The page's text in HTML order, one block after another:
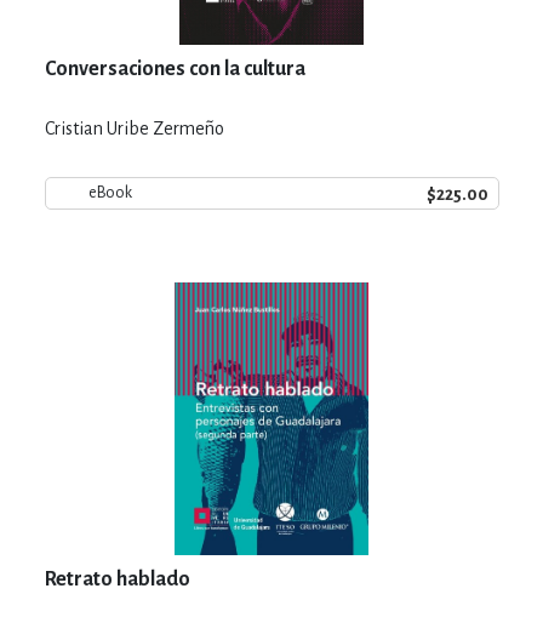
Conversaciones con la cultura
Cristian Uribe Zermeño
eBook $225.00
Retrato hablado